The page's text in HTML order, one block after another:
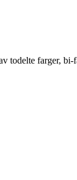
todelte farger, bi-